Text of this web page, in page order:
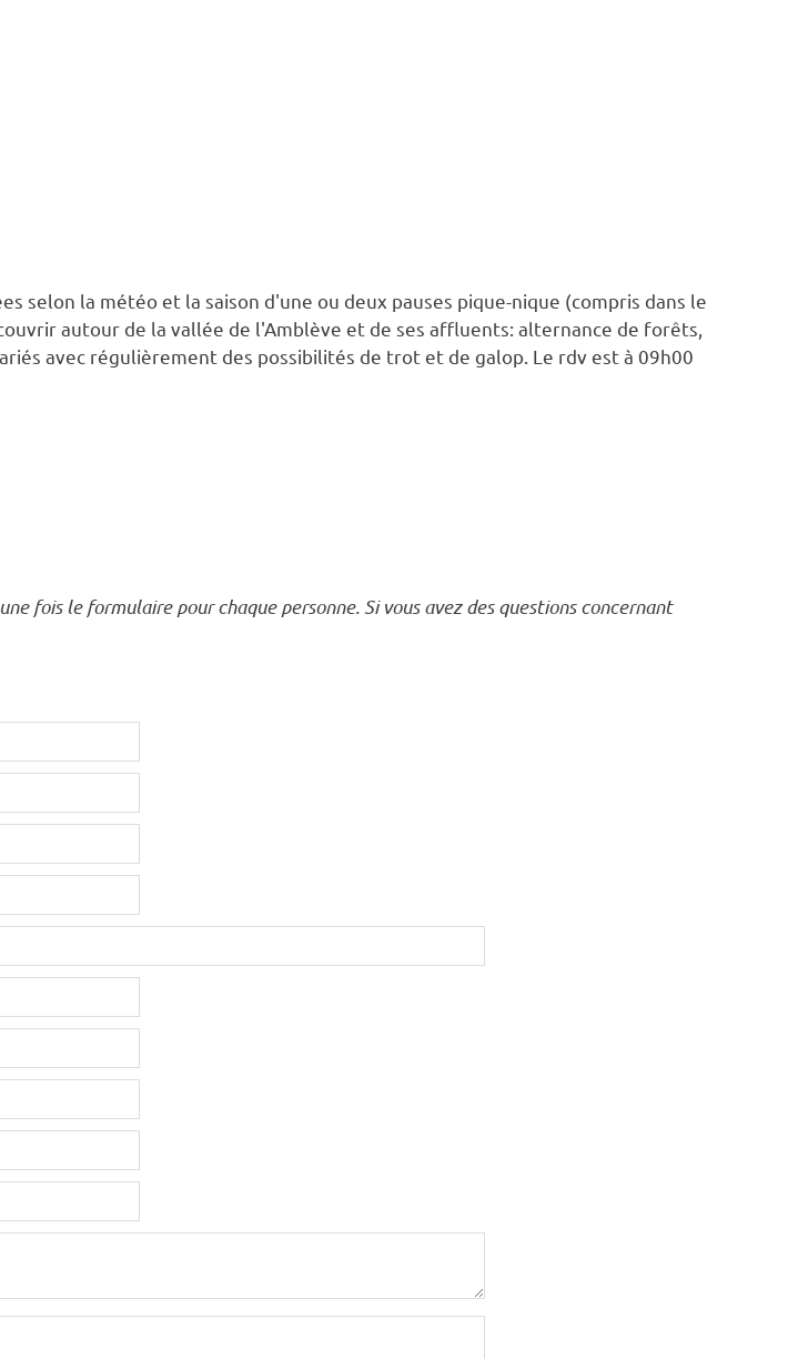
selon la météo et la saison d'une ou deux pauses pique-nique (compris dans le
autour de la vallée de l'Amblève et de ses affluents: alternance de forêts,
avec régulièrement des possibilités de trot et de galop. Le rdv est à 09h00
fois le formulaire pour chaque personne. Si vous avez des questions concernant